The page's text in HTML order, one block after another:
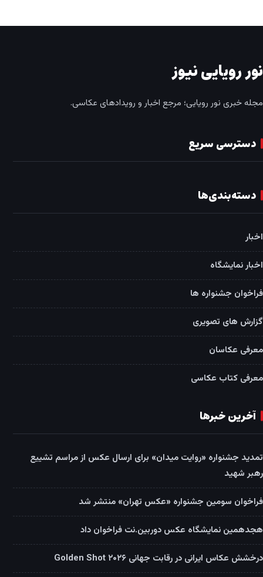
نور رویایی نیوز
مجله خبری نور رویایی؛ مرجع اخبار و رویدادهای عکاسی.
دسترسی سریع
دسته‌بندی‌ها
اخبار
اخبار نمایشگاه
فراخوان جشنواره ها
گزارش های تصویری
معرفی عکاسان
معرفی کتاب عکاسی
آخرین خبرها
تمدید جشنواره «روایت میدان» برای ارسال عکس از مراسم تشییع
رهبر شهید
فراخوان سومین جشنواره «عکس تهران» منتشر شد
هجدهمین نمایشگاه عکس دوربین.نت فراخوان داد
درخشش عکاس ایرانی در رقابت جهانی Golden Shot ۲۰۲۶